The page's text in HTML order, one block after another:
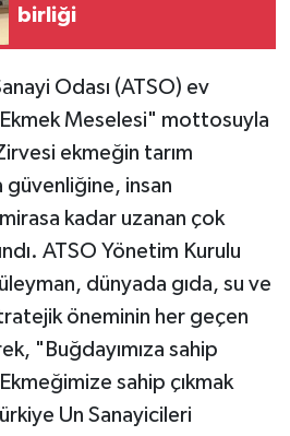
birliği
Odası (ATSO) ev
Meselesi" mottosuyla
ekmeğin tarım
güvenliğine, insan
kadar uzanan çok
ATSO Yönetim Kurulu
dünyada gıda, su ve
öneminin her geçen
"Buğdayımıza sahip
sahip çıkmak
Un Sanayicileri